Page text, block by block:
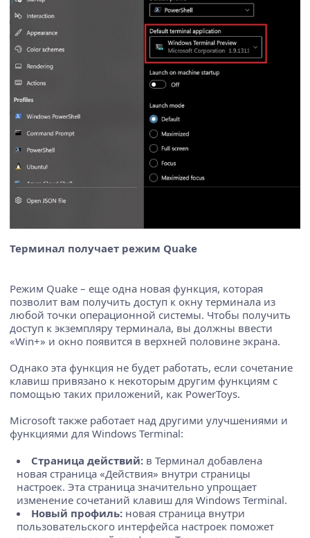
Терминал получает режим Quake
Режим Quake – еще одна новая функция, которая
позволит вам получить доступ к окну терминала из
любой точки операционной системы. Чтобы получить
доступ к экземпляру терминала, вы должны ввести
«Win+» и окно появится в верхней половине экрана.
Однако эта функция не будет работать, если сочетание
клавиш привязано к некоторым другим функциям с
помощью таких приложений, как PowerToys.
Microsoft также работает над другими улучшениями и
функциями для Windows Terminal:
Страница действий: в Терминал добавлена ​​
новая страница «Действия» внутри страницы
настроек. Эта страница значительно упрощает
изменение сочетаний клавиш для Windows Terminal.
Новый профиль: новая страница внутри
пользовательского интерфейса настроек поможет